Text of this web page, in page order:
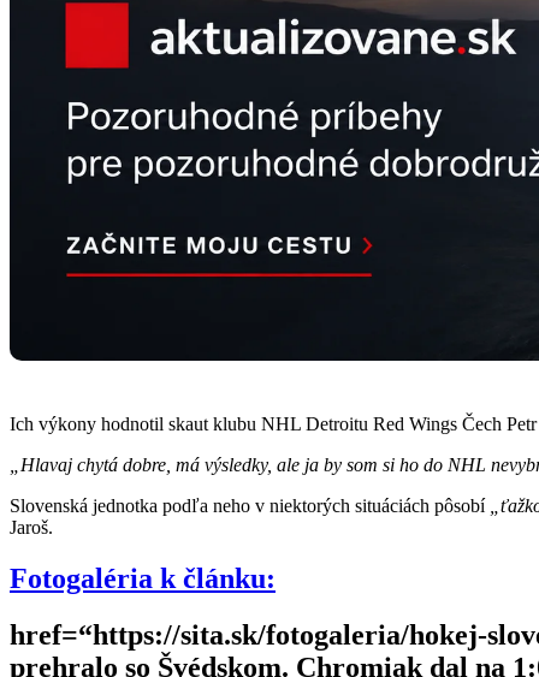
Ich výkony hodnotil skaut klubu NHL Detroitu Red Wings Čech Petr
„Hlavaj chytá dobre, má výsledky, ale ja by som si ho do NHL
Slovenská jednotka podľa neho v niektorých situáciách pôsobí
Jaroš.
Fotogaléria k článku:
href=“https://sita.sk/fotogaleria/hokej-
prehralo so Švédskom. Chromiak dal na